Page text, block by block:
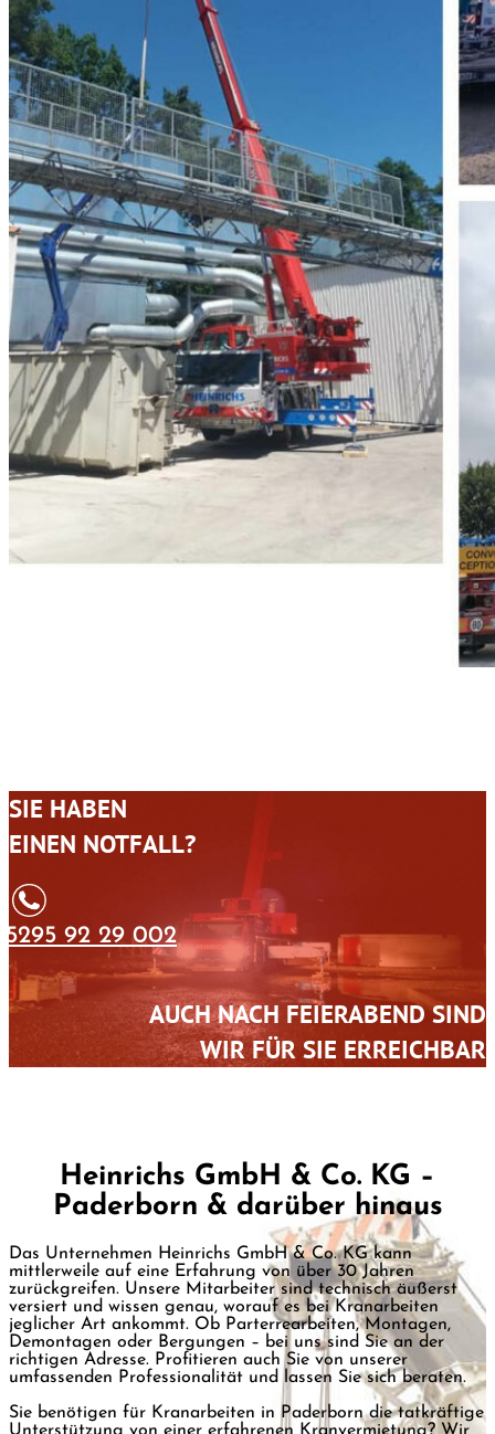
SIE HABEN
EINEN NOTFALL?
92 29 002
AUCH NACH FEIERABEND SIND
WIR FÜR SIE ERREICHBAR
Heinrichs GmbH & Co. KG –
Paderborn & darüber hinaus
Das Unternehmen Heinrichs GmbH & Co. KG kann
mittlerweile auf eine Erfahrung von über 30 Jahren
zurückgreifen. Unsere Mitarbeiter sind technisch äußerst
versiert und wissen genau, worauf es bei Kranarbeiten
jeglicher Art ankommt. Ob Parterrearbeiten, Montagen,
Demontagen oder Bergungen – bei uns sind Sie an der
richtigen Adresse. Profitieren auch Sie von unserer
umfassenden Professionalität und lassen Sie sich beraten.
Sie benötigen für Kranarbeiten in Paderborn die tatkräftige